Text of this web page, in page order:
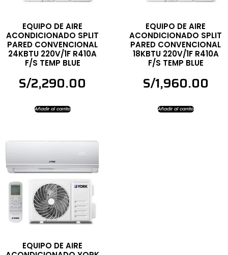
EQUIPO DE AIRE
ACONDICIONADO SPLIT
PARED CONVENCIONAL
24KBTU 220V/1F R410A
F/S TEMP BLUE
S/2,290.00
Añadir al carrito
EQUIPO DE AIRE
ACONDICIONADO SPLIT
PARED CONVENCIONAL
18KBTU 220V/1F R410A
F/S TEMP BLUE
S/1,960.00
Añadir al carrito
EQUIPO DE AIRE